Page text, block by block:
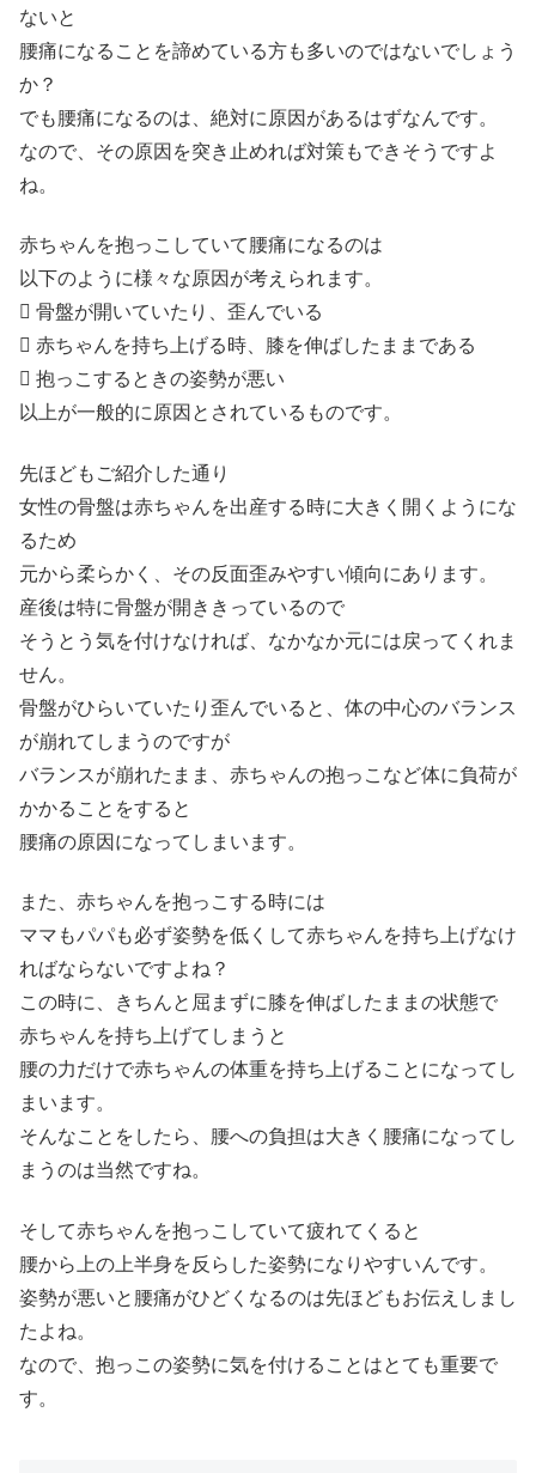
ないと
腰痛になることを諦めている方も多いのではないでしょう
か？
でも腰痛になるのは、絶対に原因があるはずなんです。
なので、その原因を突き止めれば対策もできそうですよ
ね。
赤ちゃんを抱っこしていて腰痛になるのは
以下のように様々な原因が考えられます。
 骨盤が開いていたり、歪んでいる
 赤ちゃんを持ち上げる時、膝を伸ばしたままである
 抱っこするときの姿勢が悪い
以上が一般的に原因とされているものです。
先ほどもご紹介した通り
女性の骨盤は赤ちゃんを出産する時に大きく開くようにな
るため
元から柔らかく、その反面歪みやすい傾向にあります。
産後は特に骨盤が開ききっているので
そうとう気を付けなければ、なかなか元には戻ってくれま
せん。
骨盤がひらいていたり歪んでいると、体の中心のバランス
が崩れてしまうのですが
バランスが崩れたまま、赤ちゃんの抱っこなど体に負荷が
かかることをすると
腰痛の原因になってしまいます。
また、赤ちゃんを抱っこする時には
ママもパパも必ず姿勢を低くして赤ちゃんを持ち上げなけ
ればならないですよね？
この時に、きちんと屈まずに膝を伸ばしたままの状態で
赤ちゃんを持ち上げてしまうと
腰の力だけで赤ちゃんの体重を持ち上げることになってし
まいます。
そんなことをしたら、腰への負担は大きく腰痛になってし
まうのは当然ですね。
そして赤ちゃんを抱っこしていて疲れてくると
腰から上の上半身を反らした姿勢になりやすいんです。
姿勢が悪いと腰痛がひどくなるのは先ほどもお伝えしまし
たよね。
なので、抱っこの姿勢に気を付けることはとても重要で
す。